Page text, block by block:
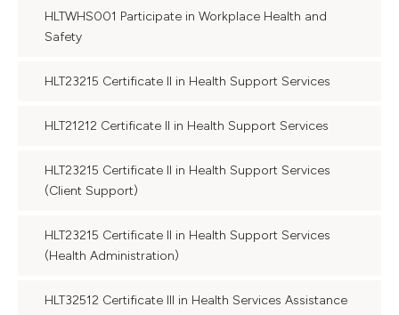
HLTWHS001 Participate in Workplace Health and
Safety
HLT23215 Certificate II in Health Support Services
HLT21212 Certificate II in Health Support Services
HLT23215 Certificate II in Health Support Services
(Client Support)
HLT23215 Certificate II in Health Support Services
(Health Administration)
HLT32512 Certificate III in Health Services Assistance